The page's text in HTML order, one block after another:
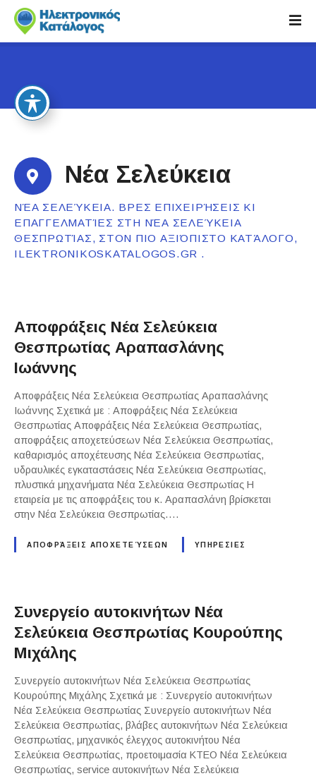
i
c
Νέα Σελεύκεια
ΝΈΑ ΣΕΛΕΎΚΕΙΑ. ΒΡΕΣ ΕΠΙΧΕΙΡΉΣΕΙΣ ΚΙ
ΕΠΑΓΓΕΛΜΑΤΊΕΣ ΣΤΗ ΝΈΑ ΣΕΛΕΎΚΕΙΑ
ΘΕΣΠΡΩΤΊΑΣ, ΣΤΟΝ ΠΙΟ ΑΞΙΌΠΙΣΤΟ ΚΑΤΆΛΟΓΟ,
ILEKTRONIKOSKATALOGOS.GR .
Αποφράξεις Νέα Σελεύκεια
Θεσπρωτίας Αραπασλάνης
Ιωάννης
Αποφράξεις Νέα Σελεύκεια Θεσπρωτίας Αραπασλάνης
Ιωάννης Σχετικά με : Αποφράξεις Νέα Σελεύκεια
Θεσπρωτίας Αποφράξεις Νέα Σελεύκεια Θεσπρωτίας,
αποφράξεις αποχετεύσεων Νέα Σελεύκεια Θεσπρωτίας,
καθαρισμός αποχέτευσης Νέα Σελεύκεια Θεσπρωτίας,
υδραυλικές εγκαταστάσεις Νέα Σελεύκεια Θεσπρωτίας,
πλυστικά μηχανήματα Νέα Σελεύκεια Θεσπρωτίας Η
εταιρεία με τις αποφράξεις του κ. Αραπασλάνη βρίσκεται
στην Νέα Σελεύκεια Θεσπρωτίας….
ΑΠΟΦΡΆΞΕΙΣ ΑΠΟΧΕΤΕΎΣΕΩΝ ΥΠΗΡΕΣΙΕΣ
Συνεργείο αυτοκινήτων Νέα
Σελεύκεια Θεσπρωτίας Κουρούπης
Μιχάλης
Συνεργείο αυτοκινήτων Νέα Σελεύκεια Θεσπρωτίας
Κουρούπης Μιχάλης Σχετικά με : Συνεργείο αυτοκινήτων
Νέα Σελεύκεια Θεσπρωτίας Συνεργείο αυτοκινήτων Νέα
Σελεύκεια Θεσπρωτίας, βλάβες αυτοκινήτων Νέα Σελεύκεια
Θεσπρωτίας, μηχανικός έλεγχος αυτοκινήτου Νέα
Σελεύκεια Θεσπρωτίας, προετοιμασία ΚΤΕΟ Νέα Σελεύκεια
Θεσπρωτίας, service αυτοκινήτων Νέα Σελεύκεια